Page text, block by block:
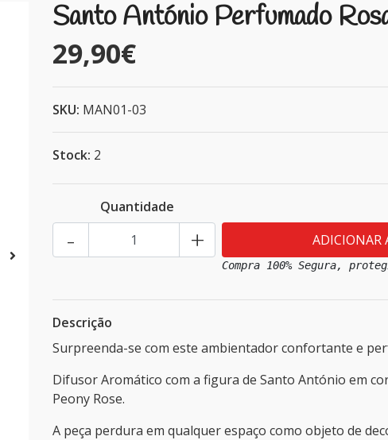
Santo António Perfumado
29,90€
SKU: MAN01-03
Stock: 2
Quantidade
+
-
Compra 100% Segura,
Descrição
Surpreenda-se com este ambientador confortante e
Difusor Aromático com a figura de Santo António em
Peony Rose.
A peça perdura em qualquer espaço como objeto de